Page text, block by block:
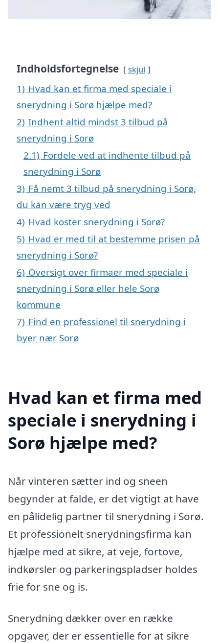
Indholdsfortegnelse skjul
1) Hvad kan et firma med speciale i
snerydning i Sorø hjælpe med?
2) Indhent altid mindst 3 tilbud på
snerydning i Sorø
2.1) Fordele ved at indhente tilbud på
snerydning i Sorø
3) Få nemt 3 tilbud på snerydning i Sorø,
du kan være tryg ved
4) Hvad koster snerydning i Sorø?
5) Hvad er med til at bestemme prisen på
snerydning i Sorø?
6) Oversigt over firmaer med speciale i
snerydning i Sorø eller hele Sorø
kommune
7) Find en professionel til snerydning i
byer nær Sorø
Hvad kan et firma med
speciale i snerydning i
Sorø hjælpe med?
Når vinteren sætter ind og sneen
begynder at falde, er det vigtigt at have
en pålidelig partner til snerydning i Sorø.
Et professionelt snerydningsfirma kan
hjælpe med at sikre, at veje, fortove,
indkørsler og parkeringspladser holdes
frie for sne og is.
Snerydning dækker over en række
opgaver, der er essentielle for at sikre